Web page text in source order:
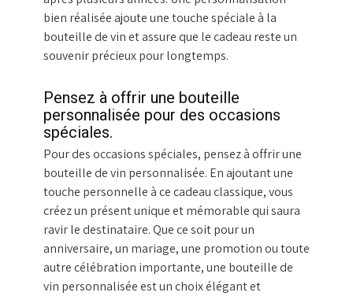
bien réalisée ajoute une touche spéciale à la
bouteille de vin et assure que le cadeau reste un
souvenir précieux pour longtemps.
Pensez à offrir une bouteille
personnalisée pour des occasions
spéciales.
Pour des occasions spéciales, pensez à offrir une
bouteille de vin personnalisée. En ajoutant une
touche personnelle à ce cadeau classique, vous
créez un présent unique et mémorable qui saura
ravir le destinataire. Que ce soit pour un
anniversaire, un mariage, une promotion ou toute
autre célébration importante, une bouteille de
vin personnalisée est un choix élégant et